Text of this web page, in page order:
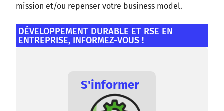
mission et/ou repenser votre business model.
DÉVELOPPEMENT DURABLE ET RSE EN
ENTREPRISE, INFORMEZ-VOUS !
S'informer